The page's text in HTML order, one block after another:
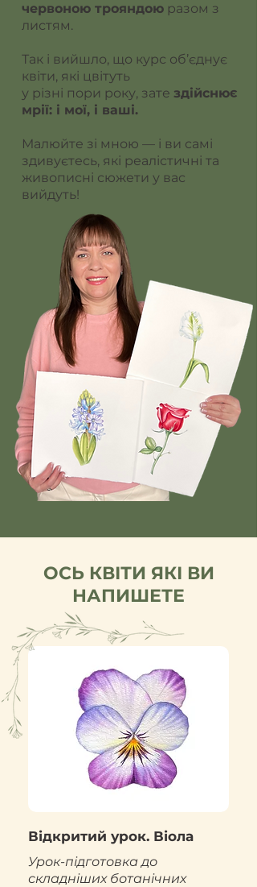
червоною трояндою разом з
листям.
Так і вийшло, що курс об’єднує
квіти, які цвітуть
у різні пори року, зате здійснює
мрії: і мої, і ваші.
Малюйте зі мною — і ви самі
здивуєтесь, які реалістичні та
живописні сюжети у вас
вийдуть!
ОСЬ КВІТИ ЯКІ ВИ
НАПИШЕТЕ
Відкритий урок. Віола
Урок-підготовка до
складніших ботанічних